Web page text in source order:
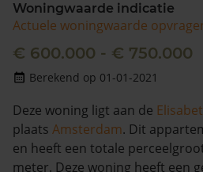
Woningwaarde indicatie
Actuele woningwaarde
€ 600.000 - € 750.000
Berekend op 01-01-2021
Deze woning ligt aan de
plaats Amsterdam. Dit
en heeft een totale
meter. Deze woning heeft een